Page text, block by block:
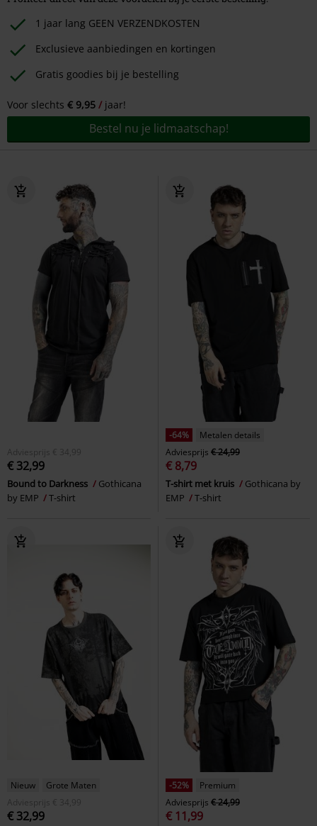
1 jaar lang GEEN VERZENDKOSTEN
Exclusieve aanbiedingen en kortingen
Gratis goodies bij je bestelling
Voor slechts € 9,95 jaar!
Bestel nu je lidmaatschap!
Adviesprijs € 34,99
€ 32,99
Bound to Darkness
Gothicana
by EMP
T-shirt
-64%
Metalen details
Adviesprijs € 24,99
€ 8,79
T-shirt met kruis
Gothicana by
EMP
T-shirt
Nieuw
Grote Maten
Adviesprijs
€ 34,99
€ 32,99
-52%
Premium
Adviesprijs € 24,99
€ 11,99